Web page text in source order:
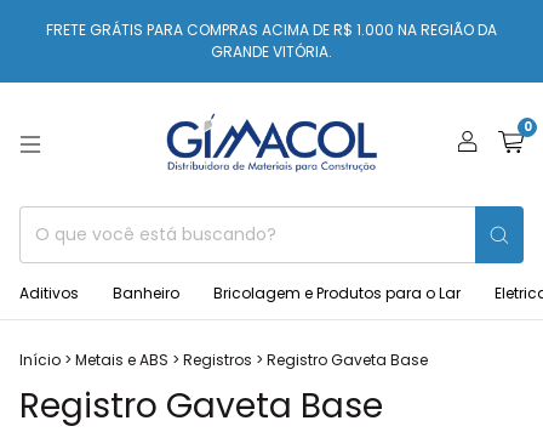
FRETE GRÁTIS PARA COMPRAS ACIMA DE R$ 1.000 NA REGIÃO DA
GRANDE VITÓRIA.
0
Aditivos Banheiro Bricolagem e Produtos para o Lar
Início > Metais e ABS > Registros > Registro Gaveta Base
Registro Gaveta Base